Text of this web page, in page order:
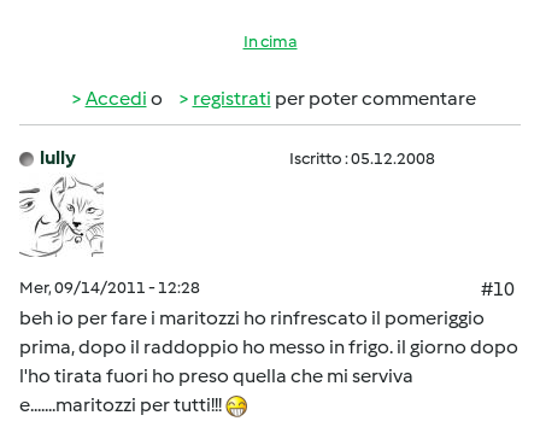
In cima
Accedi o registrati per poter commentare
lully Iscritto : 05.12.2008
Mer, 09/14/2011 - 12:28
#10
beh io per fare i maritozzi ho rinfrescato il pomeriggio
prima, dopo il raddoppio ho messo in frigo. il giorno dopo
l'ho tirata fuori ho preso quella che mi serviva
e.......maritozzi per tutti!!!